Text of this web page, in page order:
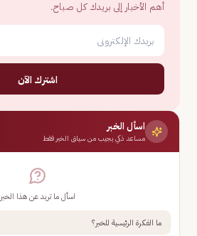
أهم الأخبار إلى بريدك كل صباح.
اشترك الآن
اسأل الخبر
مساعد ذكي يجيب من سياق الخبر فقط
اسأل ما تريد عن هذا الخبر
ما الفكرة الرئيسية للخبر؟